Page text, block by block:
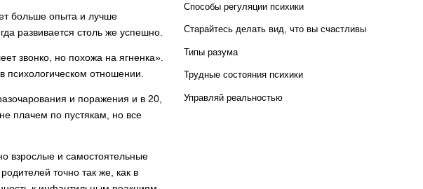
больше опыта и лучше
разви­вается столь же успешно.
звонко, но похожа на ягненка».
отношении.
и поражения и в 20,
пла­чем по пустякам, но все
взрослые и самостоятельные
точно так же, как в
Способы регуляции психики
Старайтесь делать вид, что вы счастливы
Типы разума
Трудные состояния психики
Управляй реальностью